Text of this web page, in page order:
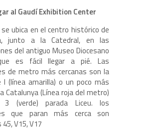
al Gaudí Exhibition Center
ubica en el centro histórico de
junto a la Catedral, en las
del antiguo Museo Diocesano
es fácil llegar a pié. Las
de metro más cercanas son la
I (línea amarilla) o un poco más
Catalunya (Línea roja del metro)
(verde) parada Liceu. los
que paran más cerca son
V15, V17